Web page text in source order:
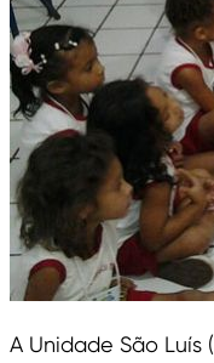
A Unidade São Luís